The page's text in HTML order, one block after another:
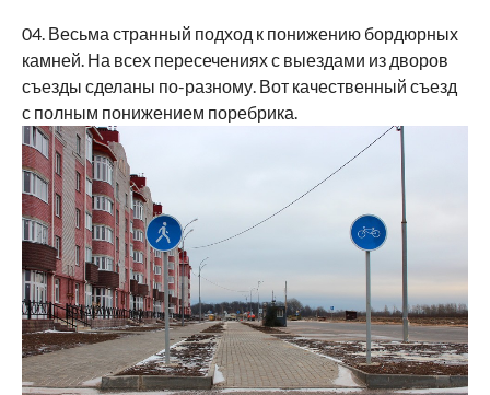
04. Весьма странный подход к понижению бордюрных
камней. На всех пересечениях с выездами из дворов
съезды сделаны по-разному. Вот качественный съезд
с полным понижением поребрика.